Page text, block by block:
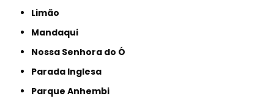
Limão
Mandaqui
Nossa Senhora do Ó
Parada Inglesa
Parque Anhembi